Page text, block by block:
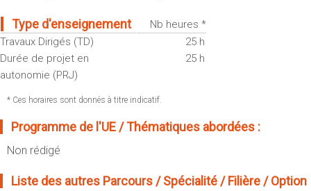
Fermer
Stage et emploi
Portefeuille d'Expériences et
de Compétences
Type d'enseignement
Nb heures *
Travaux Dirigés (TD)
25 h
Durée de projet en
autonomie (PRJ)
25 h
* Ces horaires sont donnés à titre indicatif.
Programme de l'UE / Thématiques abordées :
Non rédigé
Liste des autres Parcours / Spécialité / Filière / Option